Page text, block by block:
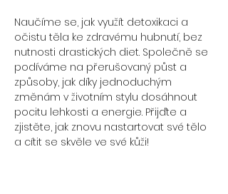
Naučíme se, jak využít detoxikaci a
očistu těla ke zdravému hubnutí, bez
nutnosti drastických diet. Společně se
podíváme na přerušovaný půst a
způsoby, jak díky jednoduchým
změnám v životním stylu dosáhnout
pocitu lehkosti a energie. Přijďte a
zjistěte, jak znovu nastartovat své tělo
a cítit se skvěle ve své kůži!